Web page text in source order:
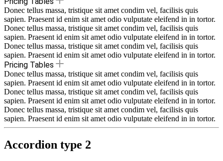
Donec tellus massa, tristique sit amet condim vel, facilisis quis
sapien. Praesent id enim sit amet odio vulputate eleifend in in tortor.
Donec tellus massa, tristique sit amet condim vel, facilisis quis
sapien. Praesent id enim sit amet odio vulputate eleifend in in tortor.
Donec tellus massa, tristique sit amet condim vel, facilisis quis
sapien. Praesent id enim sit amet odio vulputate eleifend in in tortor.
Pricing Tables
Donec tellus massa, tristique sit amet condim vel, facilisis quis
sapien. Praesent id enim sit amet odio vulputate eleifend in in tortor.
Donec tellus massa, tristique sit amet condim vel, facilisis quis
sapien. Praesent id enim sit amet odio vulputate eleifend in in tortor.
Donec tellus massa, tristique sit amet condim vel, facilisis quis
sapien. Praesent id enim sit amet odio vulputate eleifend in in tortor.
Accordion type 2